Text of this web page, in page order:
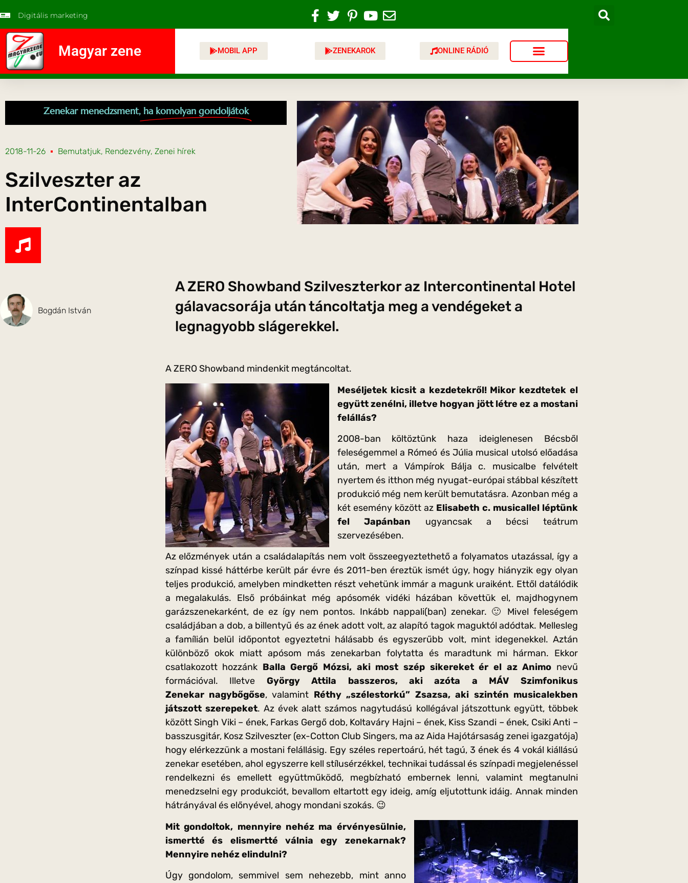
Digitális marketing
Magyar zene MOBIL APP ZENEKAROK ONLINE RÁDIÓ
Zenekar menedzsment, ha komolyan gondoljátok
2018-11-26 Bemutatjuk, Rendezvény, Zenei hírek
Szilveszter az
InterContinentalban
Bogdán István
A ZERO Showband Szilveszterkor az Intercontinental Hotel
gálavacsorája után táncoltatja meg a vendégeket a
legnagyobb slágerekkel.
A ZERO Showband mindenkit megtáncoltat.
Meséljetek kicsit a kezdetekről! Mikor kezdtetek el
együtt zenélni, illetve hogyan jött létre ez a mostani
felállás?
2008-ban költöztünk haza ideiglenesen Bécsből
feleségemmel a Rómeó és Júlia musical utolsó előadása
után, mert a Vámpírok Bálja c. musicalbe felvételt
nyertem és itthon még nyugat-európai stábbal készített
produkció még nem került bemutatásra. Azonban még a
két esemény között az Elisabeth c. musicallel léptünk
fel Japánban ugyancsak a bécsi teátrum
szervezésében.
Az előzmények után a családalapítás nem volt összeegyeztethető a folyamatos utazással, így a
színpad kissé háttérbe került pár évre és 2011-ben éreztük ismét úgy, hogy hiányzik egy olyan
teljes produkció, amelyben mindketten részt vehetünk immár a magunk uraiként. Ettől datálódik
a megalakulás. Első próbáinkat még apósomék vidéki házában követtük el, majdhogynem
garázszenekarként, de ez így nem pontos. Inkább nappali(ban) zenekar. 🙂 Mivel feleségem
családjában a dob, a billentyű és az ének adott volt, az alapító tagok maguktól adódtak. Mellesleg
a famílián belül időpontot egyeztetni hálásabb és egyszerűbb volt, mint idegenekkel. Aztán
különböző okok miatt apósom más zenekarban folytatta és maradtunk mi hárman. Ekkor
csatlakozott hozzánk Balla Gergő Mózsi, aki most szép sikereket ér el az Animo nevű
formációval. Illetve György Attila basszeros, aki azóta a MÁV Szimfonikus
Zenekar nagybőgőse, valamint Réthy „szélestorkú” Zsazsa, aki szintén musicalekben
játszott szerepeket. Az évek alatt számos nagytudású kollégával játszottunk együtt, többek
között Singh Viki – ének, Farkas Gergő dob, Koltaváry Hajni – ének, Kiss Szandi – ének, Csiki Anti –
basszusgitár, Kosz Szilveszter (ex-Cotton Club Singers, ma az Aida Hajótársaság zenei igazgatója)
hogy elérkezzünk a mostani felállásig. Egy széles repertoárú, hét tagú, 3 ének és 4 vokál kiállású
zenekar esetében, ahol egyszerre kell stílusérzékkel, technikai tudással és színpadi megjelenéssel
rendelkezni és emellett együttműködő, megbízható embernek lenni, valamint megtanulni
menedzselni egy produkciót, bevallom eltartott egy ideig, amíg eljutottunk idáig. Annak minden
hátrányával és előnyével, ahogy mondani szokás. 😉
Mit gondoltok, mennyire nehéz ma érvényesülnie,
ismertté és elismertté válnia egy zenekarnak?
Mennyire nehéz elindulni?
Úgy gondolom, semmivel sem nehezebb, mint anno